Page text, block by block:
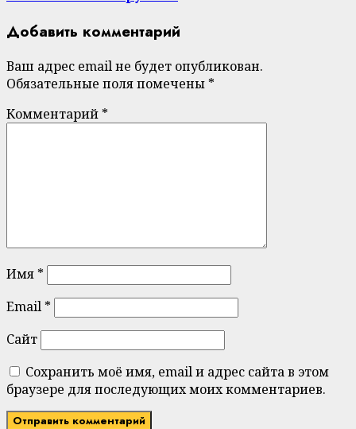
Добавить комментарий
Ваш адрес email не будет опубликован.
Обязательные поля помечены *
Комментарий *
Имя *
Email *
Сайт
Сохранить моё имя, email и адрес сайта в этом
браузере для последующих моих комментариев.